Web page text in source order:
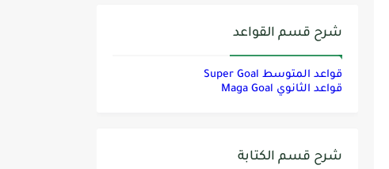
شرح قسم القواعد
قواعد المتوسط Super Goal
قواعد الثانوي Maga Goal
شرح قسم الكتابة